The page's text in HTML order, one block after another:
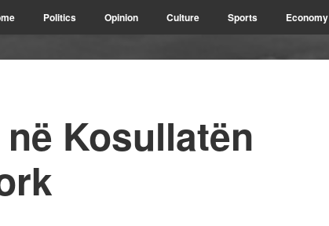
Politics Opinion Culture Sports Economy
Kosullatën